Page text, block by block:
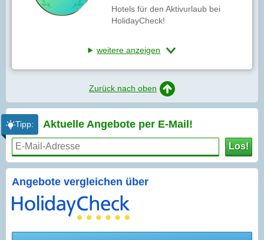
Hotels für den Aktivurlaub bei
HolidayCheck!
weitere anzeigen
Zurück nach oben
Tipp: Aktuelle Angebote per E-Mail!
Los!
Angebote vergleichen über